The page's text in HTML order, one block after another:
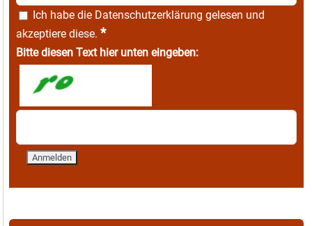
Ich habe die Datenschutzerklärung gelesen und
akzeptiere diese. *
Bitte diesen Text hier unten eingeben: